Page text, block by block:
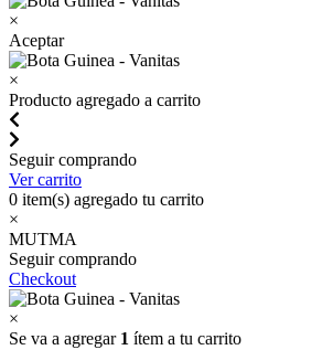
×
Aceptar
×
Producto agregado a carrito
Seguir comprando
Ver carrito
0 item(s) agregado tu carrito
×
MUTMA
Seguir comprando
Checkout
×
Se va a agregar 1 ítem a tu carrito